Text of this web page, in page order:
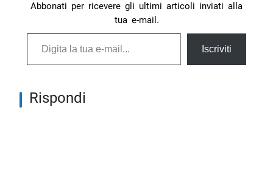
Abbonati per ricevere gli ultimi articoli inviati alla
tua e-mail.
Digita la tua e-mail...
Iscriviti
Rispondi